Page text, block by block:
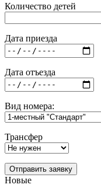
Количество детей
Дата приезда
Дата отъезда
Вид номера:
Трансфер
Отправить заявку
Новые